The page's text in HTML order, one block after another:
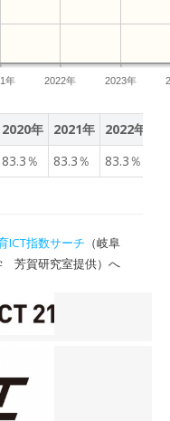
年 2022年 2023年
2020年 2021年 2022年
83.3％ 83.3％ 83.3％
ICT指数サーチ （岐阜
芳賀研究室提供）へ